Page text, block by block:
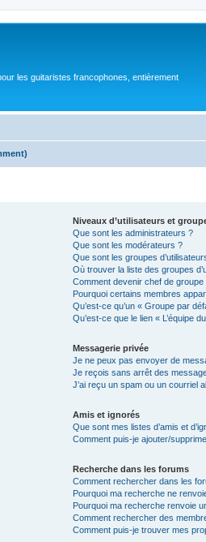
les guitaristes francophones, entièrement
Niveaux d’utilisateurs et
Que sont les administrateurs ?
Que sont les modérateurs ?
Que sont les groupes
Où trouver la liste des groupes
Comment devenir chef de groupe
Pourquoi certains membres
Qu’est-ce qu’un « Groupe par
Qu’est-ce que le lien « L’équipe
Messagerie privée
Je ne peux pas envoyer de
Je reçois sans arrêt des
J’ai reçu un spam ou un courriel
Amis et ignorés
Que sont mes listes d’amis et
Comment puis-je ajouter/
Recherche dans les forums
Comment rechercher dans les
Pourquoi ma recherche ne
Pourquoi ma recherche renvoie
Comment rechercher des
Comment puis-je trouver mes